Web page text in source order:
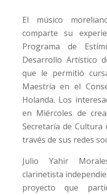
El músico
comparte su
Programa de
Desarrollo Artístico
que le permitió
Maestría en el
Holanda. Los
en Miércoles de
Secretaría de Cultura
través de sus redes
Julio Yahir
clarinetista
proyecto que